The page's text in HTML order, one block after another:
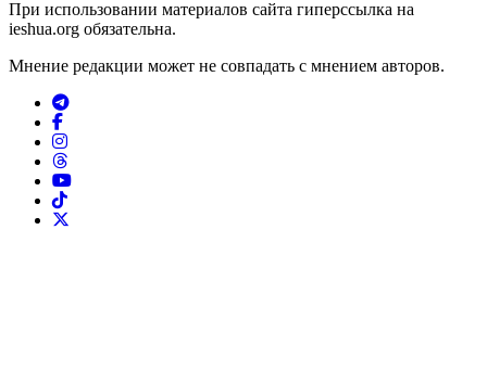
При использовании материалов сайта гиперссылка на
ieshua.org обязательна.
Мнение редакции может не совпадать с мнением авторов.